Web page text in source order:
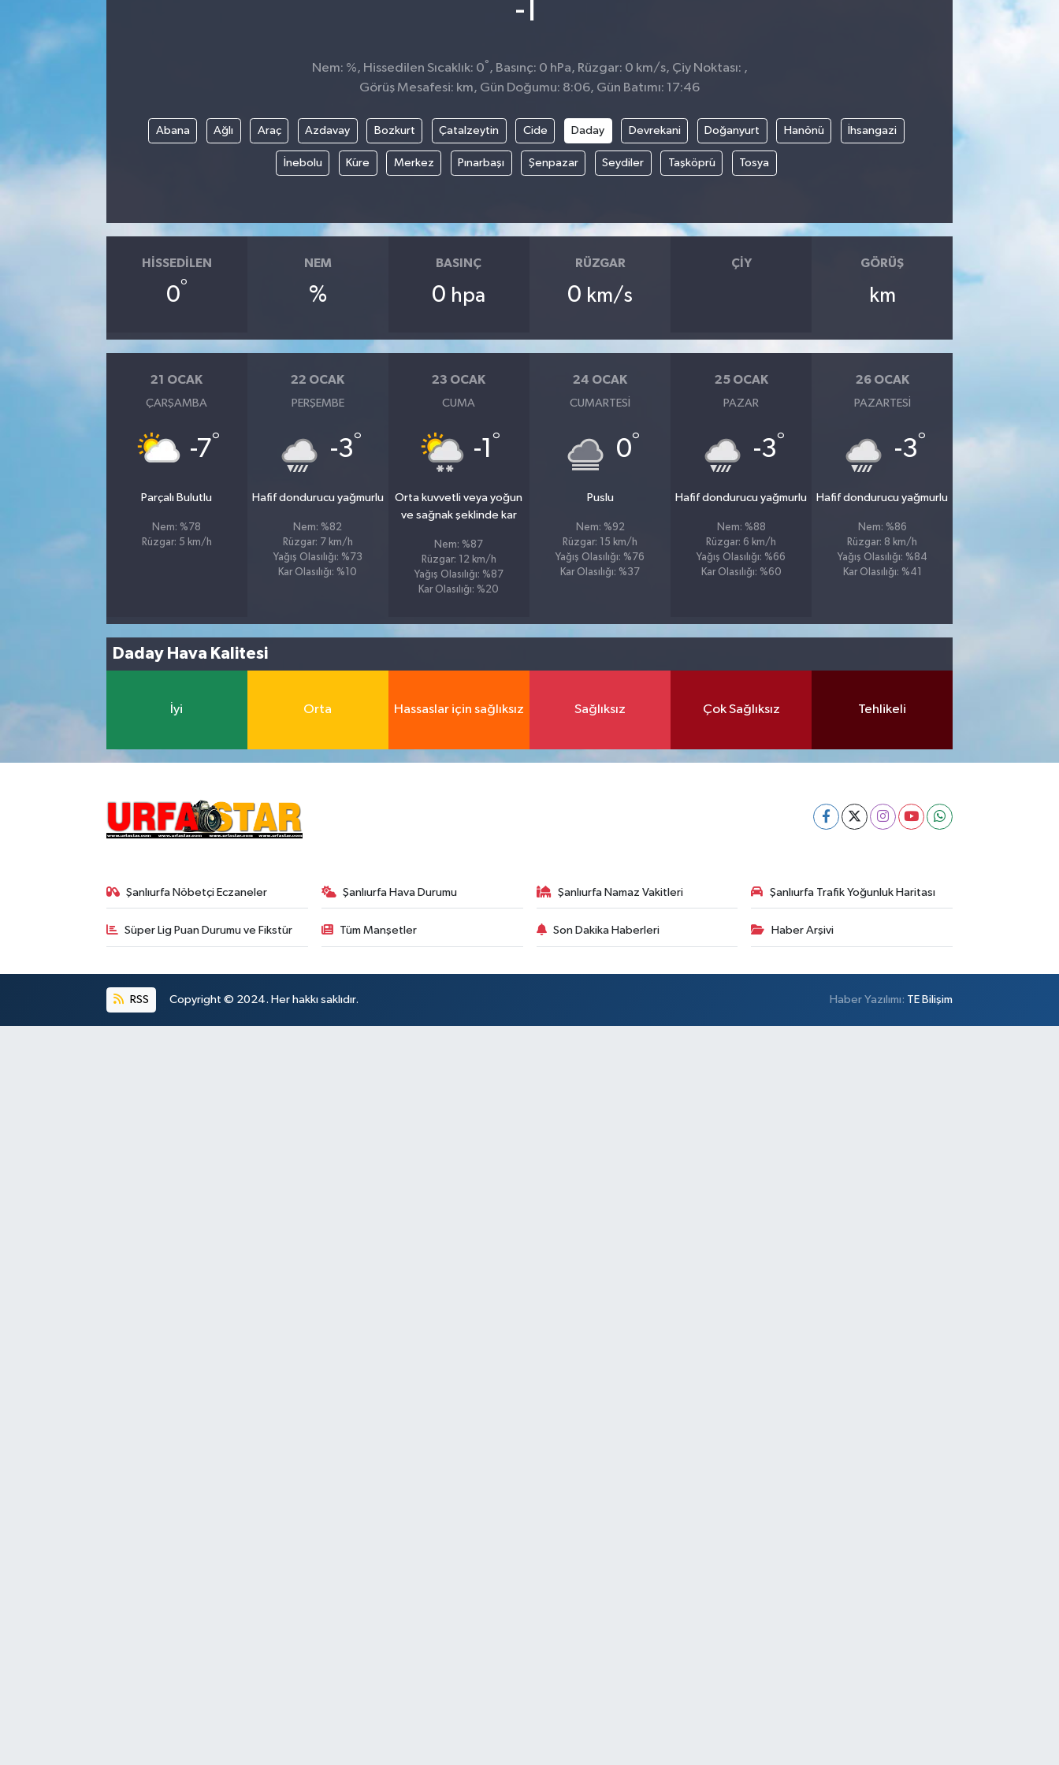
-1
Nem: %, Hissedilen Sıcaklık: 0° , Basınç: 0 hPa, Rüzgar: 0 km/s, Çiy Noktası: ,
Görüş Mesafesi: km, Gün Doğumu: 8:06, Gün Batımı: 17:46
Abana Ağlı Araç Azdavay Bozkurt Çatalzeytin Cide Daday Devrekani Doğanyurt Hanönü İhsangazi
İnebolu Küre Merkez Pınarbaşı Şenpazar Seydiler Taşköprü Tosya
HISSEDILEN
0°
NEM
%
BASINÇ
0 hpa
RÜZGAR
0 km/s
ÇIY GÖRÜŞ
km
21 OCAK
ÇARŞAMBA
-7°
Parçalı Bulutlu
Nem: %78
Rüzgar: 5 km/h
22 OCAK
PERŞEMBE
-3°
Hafif dondurucu yağmurlu
Nem: %82
Rüzgar: 7 km/h
Yağış Olasılığı: %73
Kar Olasılığı: %10
23 OCAK
CUMA
-1 °
Orta kuvvetli veya yoğun
ve sağnak şeklinde kar
Nem: %87
Rüzgar: 12 km/h
Yağış Olasılığı: %87
Kar Olasılığı: %20
24 OCAK
CUMARTESI
0°
Puslu
Nem: %92
Rüzgar: 15 km/h
Yağış Olasılığı: %76
Kar Olasılığı: %37
25 OCAK
PAZAR
-3°
Hafif dondurucu yağmurlu
Nem: %88
Rüzgar: 6 km/h
Yağış Olasılığı: %66
Kar Olasılığı: %60
26 OCAK
PAZARTESI
-3°
Hafif dondurucu yağmurlu
Nem: %86
Rüzgar: 8 km/h
Yağış Olasılığı: %84
Kar Olasılığı: %41
Daday Hava Kalitesi
İyi Orta Hassaslar için sağlıksız Sağlıksız Çok Sağlıksız Tehlikeli
Şanlıurfa Nöbetçi Eczaneler Şanlıurfa Hava Durumu Şanlıurfa Namaz Vakitleri Şanlıurfa Trafik Yoğunluk Haritası
Süper Lig Puan Durumu ve Fikstür Tüm Manşetler Son Dakika Haberleri Haber Arşivi
RSS Copyright © 2024. Her hakkı saklıdır. Haber Yazılımı: TE Bilişim